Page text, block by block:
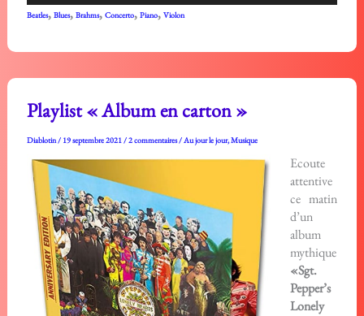
Beatles, Blues, Brahms, Concerto, Piano, Violon
Playlist « Album en carton »
Diablotin/ 19 septembre 2021/2 commentaires/Au jour le jour,Musique
Ecoute
attentive
ce matin
d’un
album
mythique
«Sgt.
Pepper’s
Lonely